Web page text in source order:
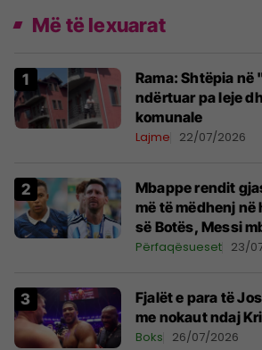
Më të lexuarat
Rama: Shtëpia
ndërtuar pa leje
komunale
Lajme 22/07/2026
Mbappe rendit
më të mëdhenj
së Botës, Messi
Përfaqësueset 23/
Fjalët e para të
me nokaut ndaj
Boks 26/07/2026